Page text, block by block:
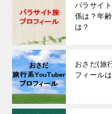
パラサイ
係は？年
は？
おさだ(旅
フィール